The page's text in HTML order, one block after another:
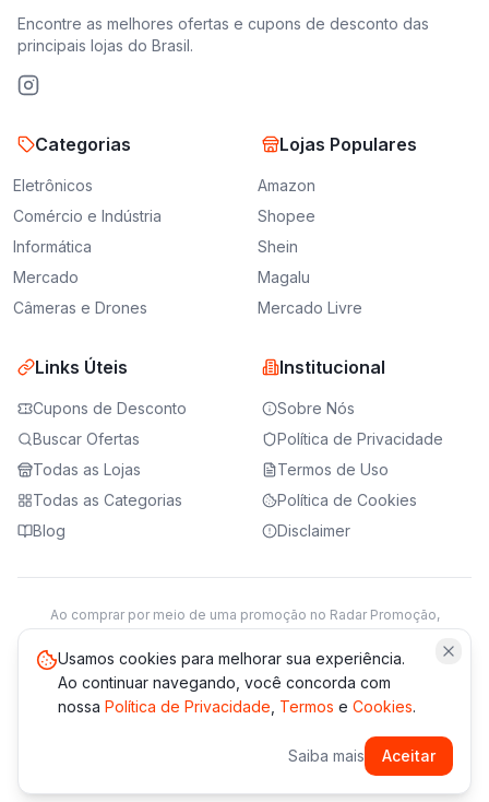
Encontre as melhores ofertas e cupons de desconto das
principais lojas do Brasil.
Categorias
Eletrônicos
Comércio e Indústria
Informática
Mercado
Câmeras e Drones
Lojas Populares
Amazon
Shopee
Shein
Magalu
Mercado Livre
Links Úteis
Cupons de Desconto
Buscar Ofertas
Todas as Lojas
Todas as Categorias
Blog
Institucional
Sobre Nós
Política de Privacidade
Termos de Uso
Política de Cookies
Disclaimer
Ao comprar por meio de uma promoção no Radar Promoção,
Saiba mais
*Os preços e disponibilidade podem variar. Verifique sempre
Usamos cookies para melhorar sua experiência.
Ao continuar navegando, você concorda com
nossa Política de Privacidade Termos e Cookies.
Saiba mais Aceitar